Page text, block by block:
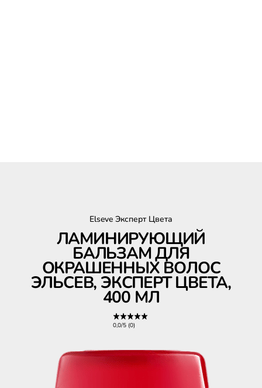
Elseve Эксперт Цвета
ЛАМИНИРУЮЩИЙ
БАЛЬЗАМ ДЛЯ
ОКРАШЕННЫХ ВОЛОС
ЭЛЬСЕВ, ЭКСПЕРТ ЦВЕТА,
400 МЛ
0,0/5 (0)